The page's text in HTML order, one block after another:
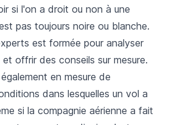
si l'on a droit ou non à une
pas toujours noire ou blanche.
est formée pour analyser
offrir des conseils sur mesure.
en mesure de
dans lesquelles un vol a
si la compagnie aérienne a fait